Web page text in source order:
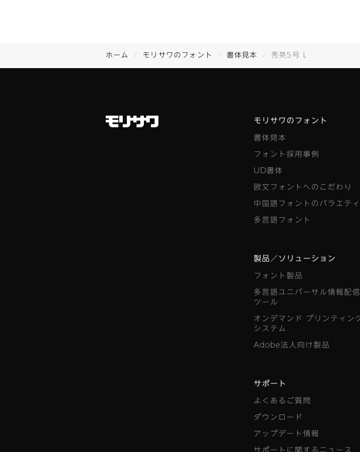
ホーム モリサワのフォント 書体見本 秀英5号 L
モリサワのフォント
書体見本
フォント採用事例
UD書体
欧文フォントへのこだわり
中国語フォントのバラエティ
多言語フォント
製品／ソリューション
フォント製品
多言語ユニバーサル情報配信
ツール
オンデマンド プリンティン
システム
Adobe法人向け製品
サポート
よくあるご質問
ダウンロード
アップデート情報
サポートに関するニュース